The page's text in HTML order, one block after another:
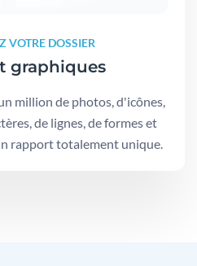
VOTRE DOSSIER
graphiques
million de photos, d'icônes,
de lignes, de formes et
rapport totalement unique.